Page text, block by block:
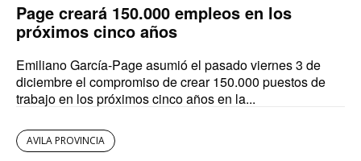
Page creará 150.000 empleos en los
próximos cinco años
Emiliano García-Page asumió el pasado viernes 3 de
diciembre el compromiso de crear 150.000 puestos de
trabajo en los próximos cinco años en la...
AVILA PROVINCIA